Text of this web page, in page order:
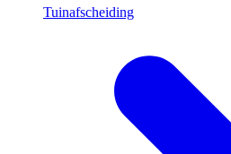
Tuinafscheiding